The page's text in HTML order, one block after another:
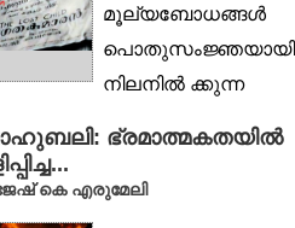
മൂല്യബോധങ്ങൾ
പൊതുസംജ്ഞയായി
നിലനിൽ ക്കുന്ന
വ്യവഹാരമണ്ഡലം
ഭ്രമാത്മകതയിൽ
കെ എരുമേലി